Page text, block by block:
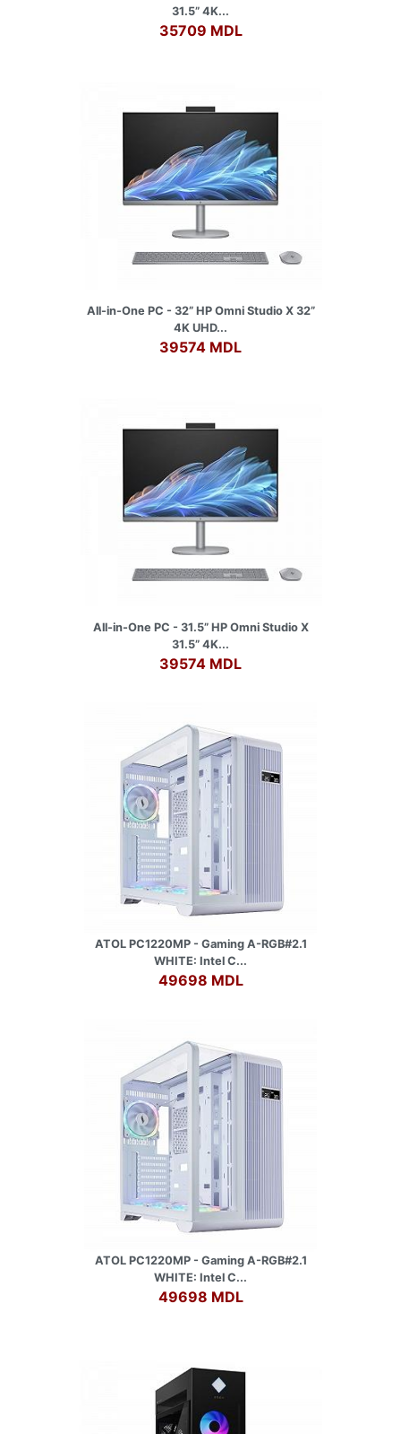
31.5” 4K...
35709 MDL
All-in-One PC - 32” HP Omni Studio X 32”
4K UHD...
39574 MDL
All-in-One PC - 31.5” HP Omni Studio X
31.5” 4K...
39574 MDL
ATOL PC1220MP - Gaming A-RGB#2.1
WHITE: Intel C...
49698 MDL
ATOL PC1220MP - Gaming A-RGB#2.1
WHITE: Intel C...
49698 MDL